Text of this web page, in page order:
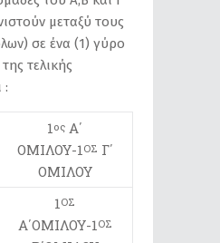
μεταξύ τους
σε ένα (1) γύρο
της τελικής
:
1ος Α΄
ΟΜΙΛΟΥ-1ΟΣ Γ΄
ΟΜΙΛΟΥ
1ΟΣ
Α΄ΟΜΙΛΟΥ-1ΟΣ